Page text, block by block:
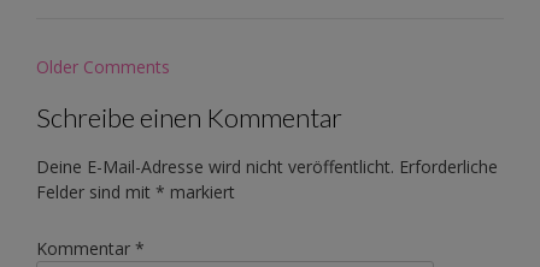
Comment
navigation
Older Comments
Schreibe einen Kommentar
Deine E-Mail-Adresse wird nicht veröffentlicht. Erforderliche
Felder sind mit * markiert
Kommentar *